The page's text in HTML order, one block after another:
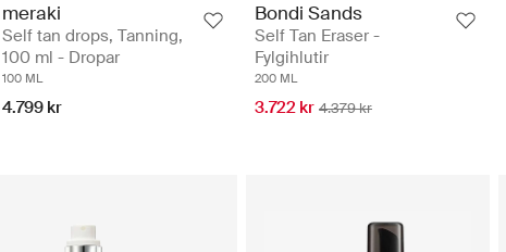
meraki
Self tan drops, Tanning,
100 ml - Dropar
100 ML
4.799 kr
Bondi Sands
Self Tan Eraser -
Fylgihlutir
200 ML
3.722 kr 4.379 kr